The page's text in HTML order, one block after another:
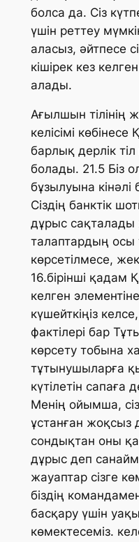
болса да. Сіз
үшін реттеу
аласыз, әйтпесе
кішірек кез
алады.
Ағылшын тілінің
келісімі
барлық дерлік
болады. 21.5 Біз
бұзылуына
Сіздің банктік
дұрыс
талаптардың осы
көрсетілмесе,
16.бірінші қадам
келген
күшейткіңіз
фактілері бар
көрсету тобына
тұтынушыларға
күтілетін сапаға
Менің ойымша,
ұстанған жоқсыз
сондықтан оны
дұрыс деп
жауаптар сізге
біздің
басқару үшін
көмектесеміз.